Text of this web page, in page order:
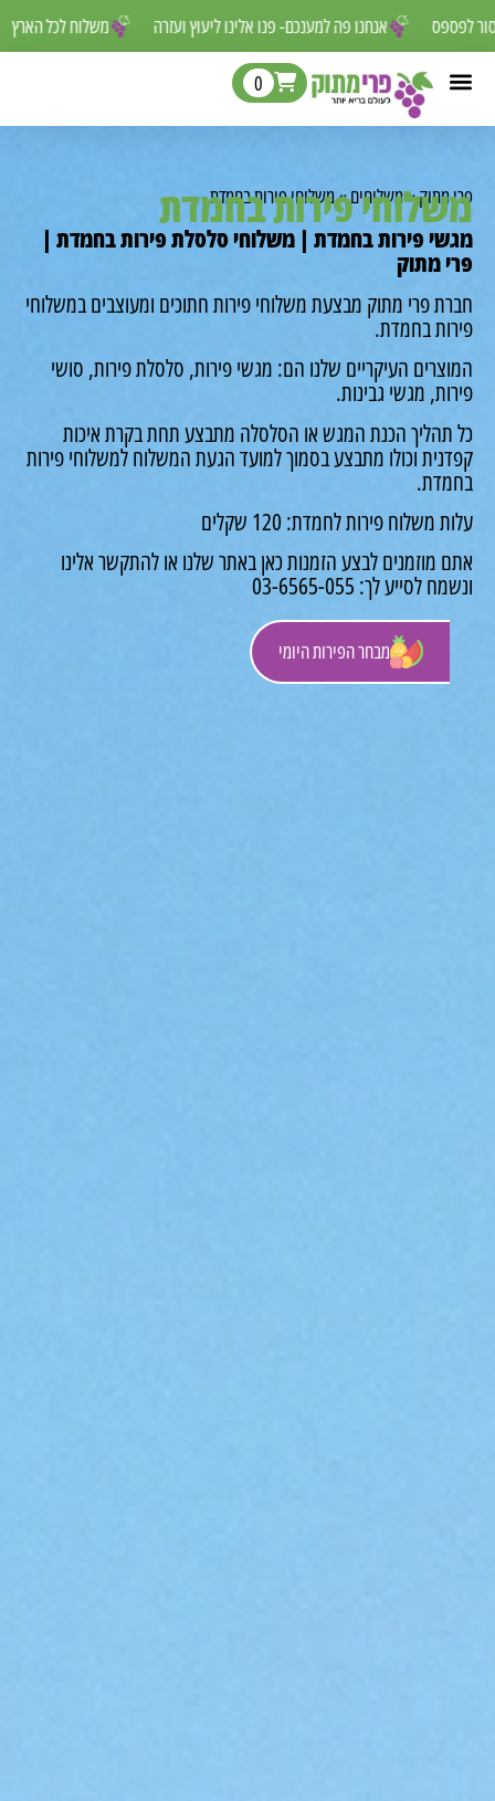
משלוח לכל אנחנו פה למענכם- פנו אלינו ליעוץ ועזרה שאסור לפספס
מבחר הפירות היומי
0
»משלוחים»משלוחי פירות בחמדת
פירות בחמדת
פירות בחמדת | משלוחי סלסלת פירות בחמדת |
מתוק
פרי מתוק מבצעת משלוחי פירות חתוכים ומעוצבים במשלוחי
בחמדת.
העיקריים שלנו הם: מגשי פירות, סלסלת פירות, סושי
מגשי גבינות.
הכנת המגש או הסלסלה מתבצע תחת בקרת איכות
וכולו מתבצע בסמוך למועד הגעת המשלוח למשלוחי פירות
פירות לחמדת: 120 שקלים
מוזמנים לבצע הזמנות כאן באתר שלנו או להתקשר אלינו
לך: 03-6565-055